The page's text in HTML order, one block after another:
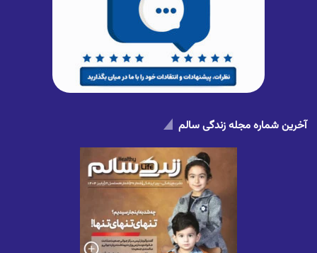
آخرین شماره مجله زندگی سالم